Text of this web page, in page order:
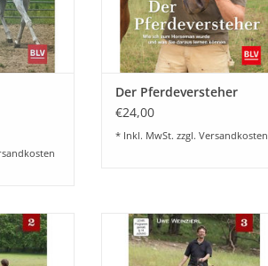
Der Pferdeversteher
€24,00
* Inkl. MwSt. zzgl. Versandkosten
mit
DVD
des
Die dritte DVD der Lehr-Reihe
Grundlagen des Horsemanship